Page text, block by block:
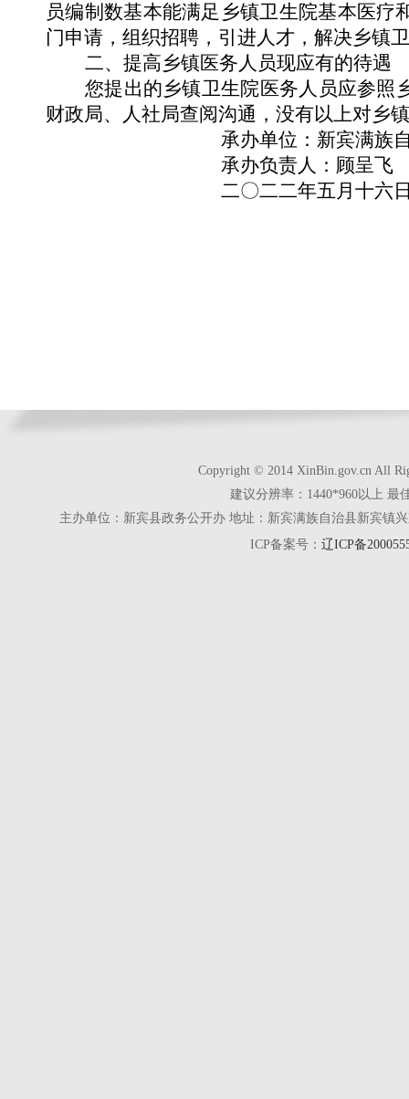
员编制数基本能满足乡镇卫生院基本医
门申请，组织招聘，引进人才，解决乡镇
二、提高乡镇医务人员现应有的待遇
您提出的乡镇卫生院医务人员应参照
财政局、人社局查阅沟通，没有以上对乡
承办单位：新宾满族
承办负责人： 顾呈飞
二〇二二年五月十六
Copyright © 2014 XinBin.gov.cn All
建议分辨率：1440*960以上 最
主办单位：新宾县政务公开办 地址：新宾满族自治县新宾镇
ICP备案号： 辽ICP备